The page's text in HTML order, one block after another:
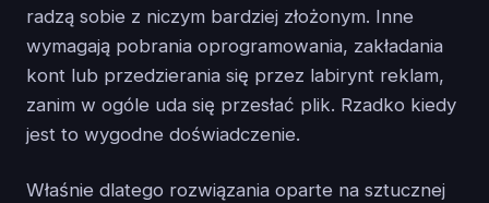
radzą sobie z niczym bardziej złożonym. Inne
wymagają pobrania oprogramowania, zakładania
kont lub przedzierania się przez labirynt reklam,
zanim w ogóle uda się przesłać plik. Rzadko kiedy
jest to wygodne doświadczenie.
Właśnie dlatego rozwiązania oparte na sztucznej